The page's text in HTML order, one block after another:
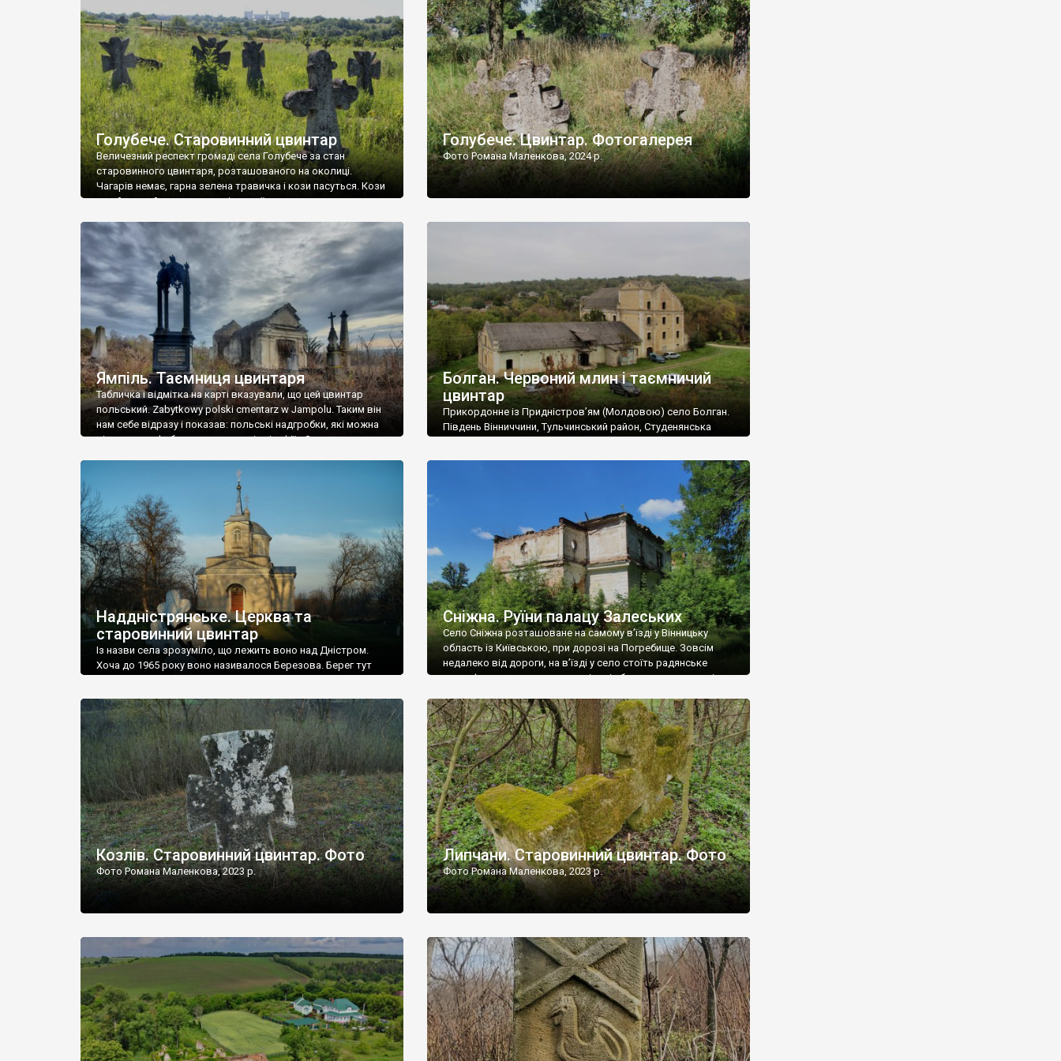
[…]
Голубече. Старовинний цвинтар
Величезний респект громаді села Голубече за стан
старовинного цвинтаря, розташованого на околиці.
Чагарів немає, гарна зелена травичка і кози пасуться. Кози
– найкращий регулятор шкідливої, для старих кладовищ,
бруньками, кози ті бруньки обгризають, бо то улюблений
делікатес. На цвинтарі у Голубечому ціла колекція
різноманітних форм хрестів. Село відносно невелике, […]
Голубече. Цвинтар. Фотогалерея
Фото Романа Маленкова, 2024 р.
Ямпіль. Таємниця цвинтаря
Табличка і відмітка на карті вказували, що цей цвинтар
польський. Zabytkowy polski cmentarz w Jampolu. Таким він
нам себе відразу і показав: польські надгробки, які можна
віднести до фабричних, польські епітафії… Загалом цвинтар
виявилося більше семи гектарів. Перше враження про
абсолютну звичайність польського цвинтаря виявилося
оманливим – […]
Болган. Червоний млин і таємничий
цвинтар
Прикордонне із Придністров’ям (Молдовою) село Болган.
Південь Вінниччини, Тульчинський район, Студенянська
старовинний цвинтар із кам’яними хрестами. Всі епітафії, які
збереглися, написані кирилицею, церковнослов’янською
мовою. За всіма традиційними ознаками – цвинтар
український. Хрести датуються 19 століттям. У 1924-1940
роках Болган […]
Наддністрянське. Церква та
старовинний цвинтар
Із назви села зрозуміло, що лежить воно над Дністром.
Хоча до 1965 року воно називалося Березова. Берег тут
Наддністрянське відрізняється від більшості навколишніх
сіл. У селі є мурована Михайлівська церква. Точної дати […]
Сніжна. Руїни палацу Залеських
Село Сніжна розташоване на самому в’їзді у Вінницьку
область із Київською, при дорозі на Погребище. Зовсім
недалеко від дороги, на в’їзді у село стоїть радянське
рельєфне пано, яке показує жінку і яблуню, а трохи далі,
дороги їх не видно, але видно дві стареньких колії у траві –
[…]
Козлів. Старовинний цвинтар. Фото
Фото Романа Маленкова, 2023 р.
Липчани. Старовинний цвинтар. Фото
Фото Романа Маленкова, 2023 р.